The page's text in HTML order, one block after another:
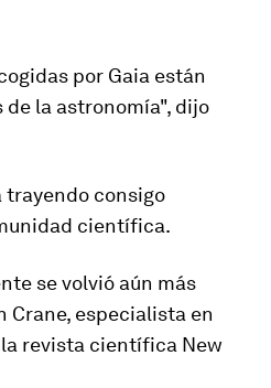
por Gaia están
de la astronomía", dijo
trayendo consigo
científica.
se volvió aún más
Crane, especialista en
revista científica New